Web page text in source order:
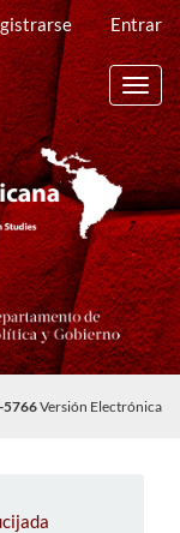
Entrar
5766Versión Electrónica